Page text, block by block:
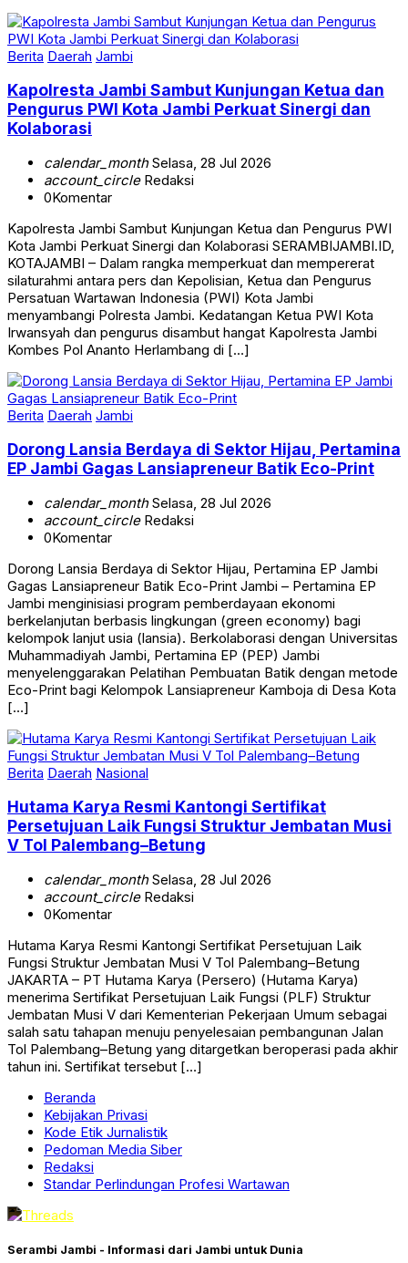
Berita Daerah Jambi
Kapolresta Jambi Sambut Kunjungan Ketua dan
Pengurus PWI Kota Jambi Perkuat Sinergi dan
Kolaborasi
calendar_monthSelasa, 28 Jul 2026
account_circleRedaksi
0Komentar
Kapolresta Jambi Sambut Kunjungan Ketua dan Pengurus PWI
Kota Jambi Perkuat Sinergi dan Kolaborasi SERAMBIJAMBI.ID,
KOTAJAMBI – Dalam rangka memperkuat dan mempererat
silaturahmi antara pers dan Kepolisian, Ketua dan Pengurus
Persatuan Wartawan Indonesia (PWI) Kota Jambi
menyambangi Polresta Jambi. Kedatangan Ketua PWI Kota
Irwansyah dan pengurus disambut hangat Kapolresta Jambi
Kombes Pol Ananto Herlambang di […]
Berita Daerah Jambi
Dorong Lansia Berdaya di Sektor Hijau, Pertamina
EP Jambi Gagas Lansiapreneur Batik Eco-Print
calendar_monthSelasa, 28 Jul 2026
account_circleRedaksi
0Komentar
Dorong Lansia Berdaya di Sektor Hijau, Pertamina EP Jambi
Gagas Lansiapreneur Batik Eco-Print Jambi – Pertamina EP
Jambi menginisiasi program pemberdayaan ekonomi
berkelanjutan berbasis lingkungan (green economy) bagi
kelompok lanjut usia (lansia). Berkolaborasi dengan Universitas
Muhammadiyah Jambi, Pertamina EP (PEP) Jambi
menyelenggarakan Pelatihan Pembuatan Batik dengan metode
Eco-Print bagi Kelompok Lansiapreneur Kamboja di Desa Kota
[…]
Berita Daerah Nasional
Hutama Karya Resmi Kantongi Sertifikat
Persetujuan Laik Fungsi Struktur Jembatan Musi
V Tol Palembang–Betung
calendar_monthSelasa, 28 Jul 2026
account_circleRedaksi
0Komentar
Hutama Karya Resmi Kantongi Sertifikat Persetujuan Laik
Fungsi Struktur Jembatan Musi V Tol Palembang–Betung
JAKARTA – PT Hutama Karya (Persero) (Hutama Karya)
menerima Sertifikat Persetujuan Laik Fungsi (PLF) Struktur
Jembatan Musi V dari Kementerian Pekerjaan Umum sebagai
salah satu tahapan menuju penyelesaian pembangunan Jalan
Tol Palembang–Betung yang ditargetkan beroperasi pada akhir
tahun ini. Sertifikat tersebut […]
Beranda
Kebijakan Privasi
Kode Etik Jurnalistik
Pedoman Media Siber
Redaksi
Standar Perlindungan Profesi Wartawan
Serambi Jambi - Informasi dari Jambi untuk Dunia